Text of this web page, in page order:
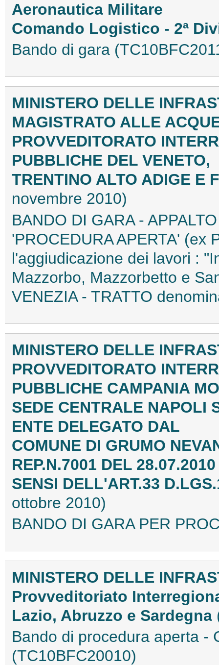
Aeronautica Militare
Comando Logistico - 2ª
Bando di gara
MINISTERO DELLE
MAGISTRATO ALLE
PROVVEDITORATO
PUBBLICHE DEL VENETO,
TRENTINO ALTO ADIGE E
novembre 2010)
BANDO DI GARA -
'PROCEDURA APERTA' (ex
l'aggiudicazione dei lavori :
Mazzorbo, Mazzorbetto e
VENEZIA - TRATTO
MINISTERO DELLE
PROVVEDITORATO
PUBBLICHE CAMPANIA
SEDE CENTRALE NAPOLI
ENTE DELEGATO DAL
COMUNE DI GRUMO
REP.N.7001 DEL
SENSI DELL'ART.33
ottobre 2010)
BANDO DI GARA PER
MINISTERO DELLE
Provveditoriato
Lazio, Abruzzo e Sardegna
Bando di procedura aperta -
(TC10BFC20010)